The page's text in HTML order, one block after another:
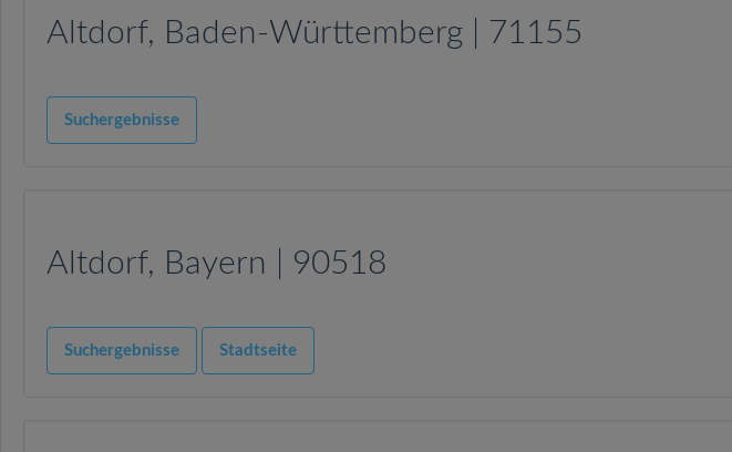
Altdorf, Baden-Württemberg | 71155
Suchergebnisse
Altdorf, Bayern | 90518
Suchergebnisse Stadtseite